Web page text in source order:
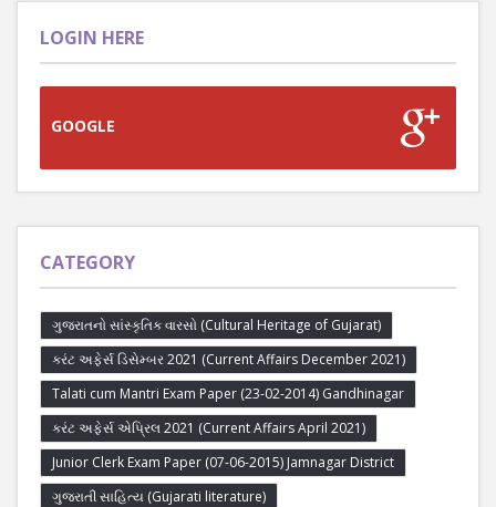
LOGIN HERE
GOOGLE
CATEGORY
ગુજરાતનો સાંસ્કૃતિક વારસો (Cultural Heritage of Gujarat)
કરંટ અફેર્સ ડિસેમ્બર 2021 (Current Affairs December 2021)
Talati cum Mantri Exam Paper (23-02-2014) Gandhinagar
કરંટ અફેર્સ એપ્રિલ 2021 (Current Affairs April 2021)
Junior Clerk Exam Paper (07-06-2015) Jamnagar District
ગુજરાતી સાહિત્ય (Gujarati literature)